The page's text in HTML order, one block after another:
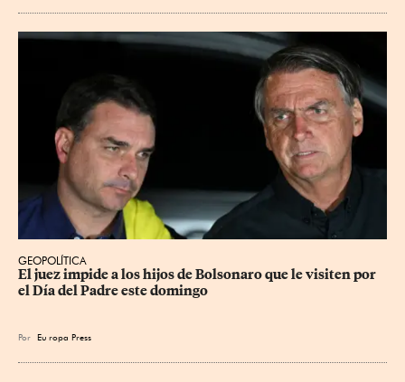
GEOPOLÍTICA
El juez impide a los hijos de Bolsonaro que le visiten por
el Día del Padre este domingo
Por Eu ropa Press